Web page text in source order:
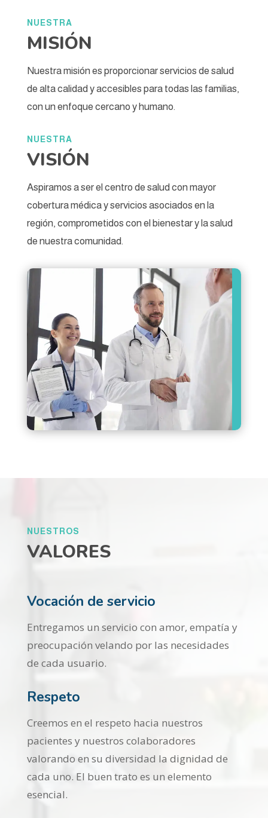
NUESTRA
MISIÓN
Nuestra misión es proporcionar servicios de salud
de alta calidad y accesibles para todas las familias,
con un enfoque cercano y humano.
NUESTRA
VISIÓN
Aspiramos a ser el centro de salud con mayor
cobertura médica y servicios asociados en la
región, comprometidos con el bienestar y la salud
de nuestra comunidad.
NUESTROS
VALORES
Vocación de servicio
Entregamos un servicio con amor, empatía y
preocupación velando por las necesidades
de cada usuario.
Respeto
Creemos en el respeto hacia nuestros
pacientes y nuestros colaboradores
valorando en su diversidad la dignidad de
cada uno. El buen trato es un elemento
esencial.